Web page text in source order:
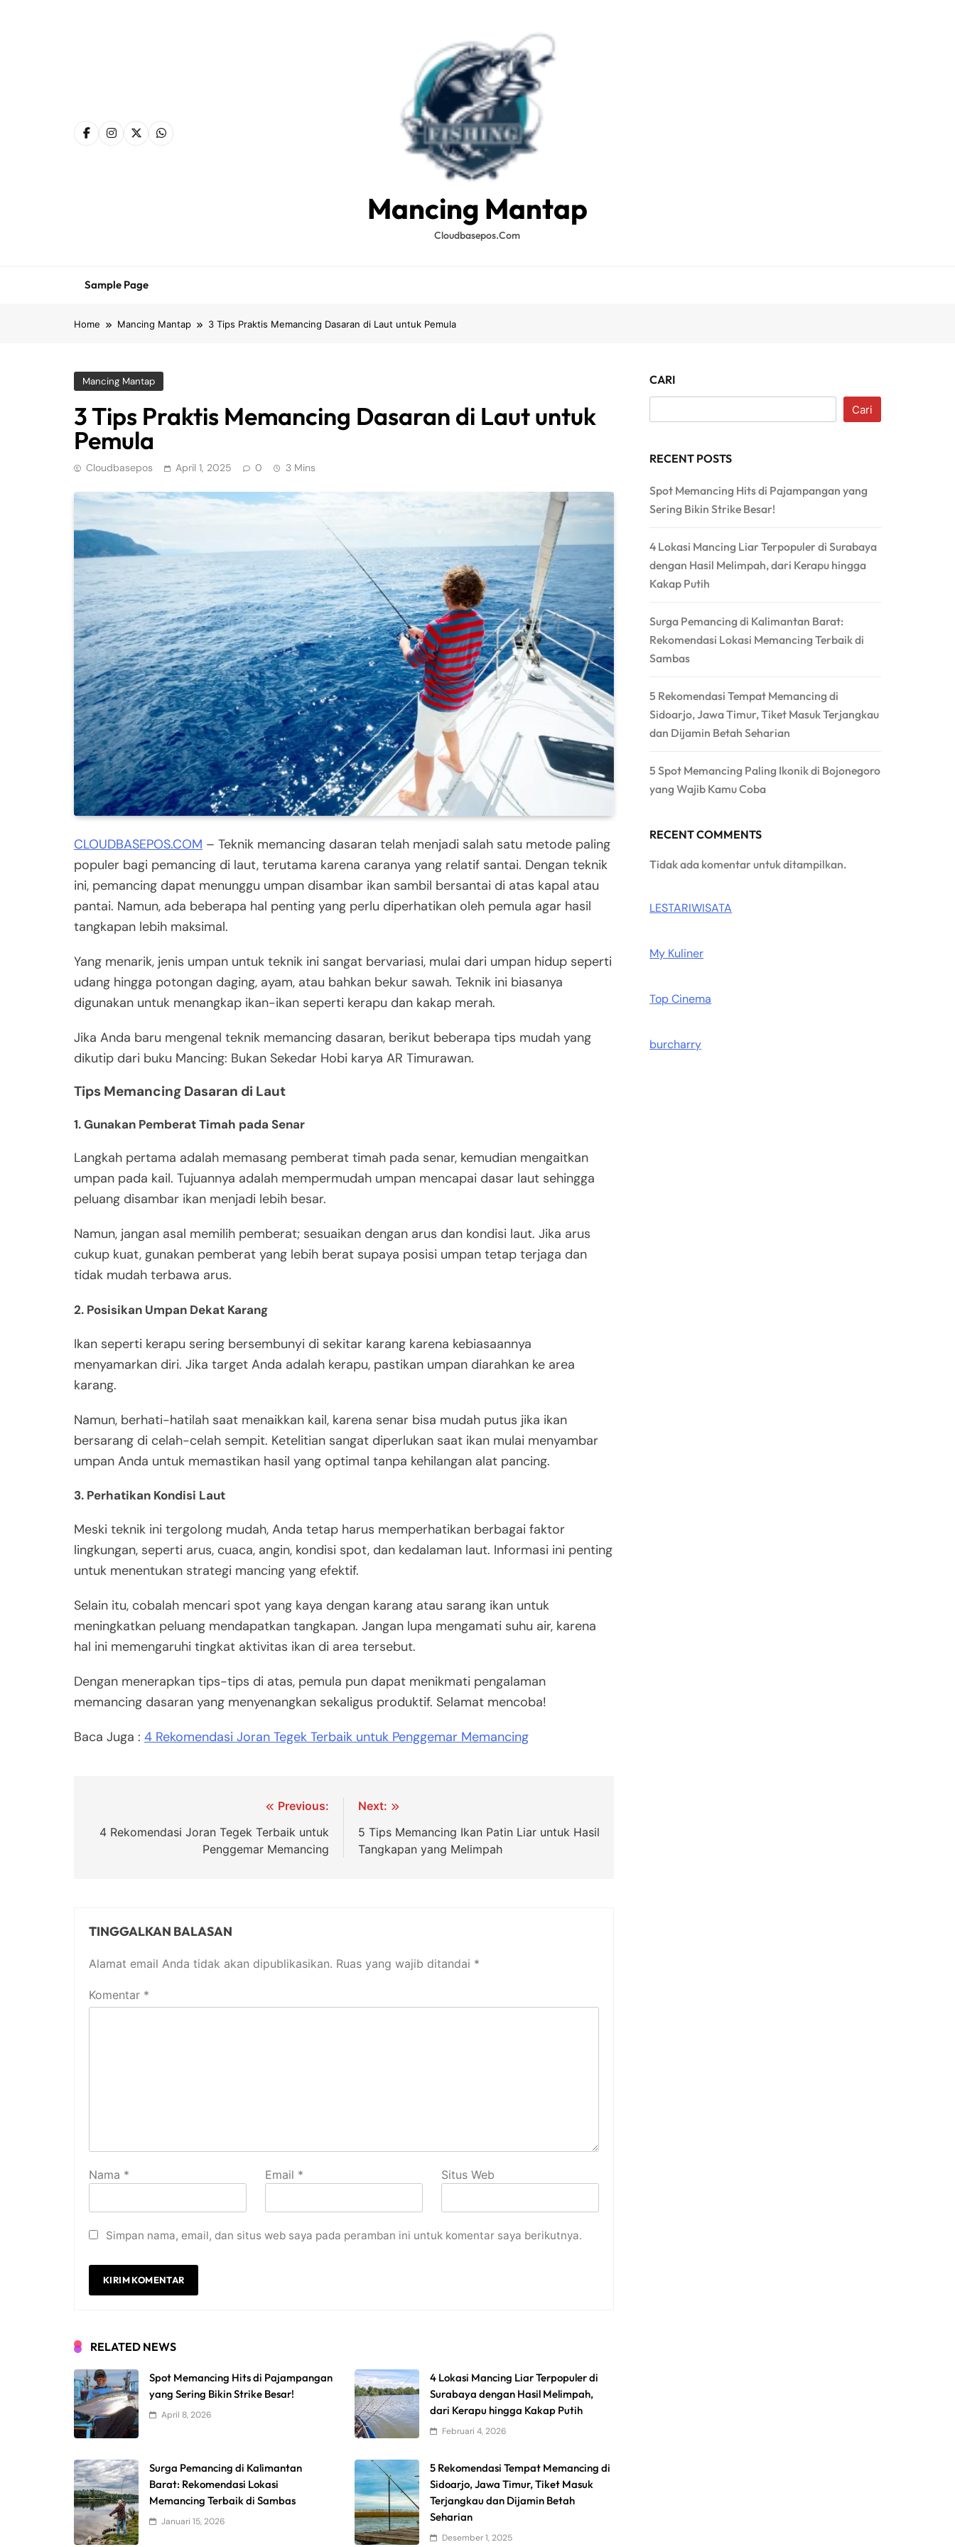
Mancing Mantap
Cloudbasepos.com
Sample Page
Home Mancing Mantap 3 Tips Praktis Memancing Dasaran di Laut untuk Pemula
Mancing Mantap
3 Tips Praktis Memancing Dasaran di Laut untuk
Pemula
Cloudbasepos April 1, 2025 0 3 Mins
CLOUDBASEPOS.COM – Teknik memancing dasaran telah menjadi salah satu metode paling
populer bagi pemancing di laut, terutama karena caranya yang relatif santai. Dengan teknik
ini, pemancing dapat menunggu umpan disambar ikan sambil bersantai di atas kapal atau
pantai. Namun, ada beberapa hal penting yang perlu diperhatikan oleh pemula agar hasil
tangkapan lebih maksimal.
Yang menarik, jenis umpan untuk teknik ini sangat bervariasi, mulai dari umpan hidup seperti
udang hingga potongan daging, ayam, atau bahkan bekur sawah. Teknik ini biasanya
digunakan untuk menangkap ikan-ikan seperti kerapu dan kakap merah.
Jika Anda baru mengenal teknik memancing dasaran, berikut beberapa tips mudah yang
dikutip dari buku Mancing: Bukan Sekedar Hobi karya AR Timurawan.
Tips Memancing Dasaran di Laut
1. Gunakan Pemberat Timah pada Senar
Langkah pertama adalah memasang pemberat timah pada senar, kemudian mengaitkan
umpan pada kail. Tujuannya adalah mempermudah umpan mencapai dasar laut sehingga
peluang disambar ikan menjadi lebih besar.
Namun, jangan asal memilih pemberat; sesuaikan dengan arus dan kondisi laut. Jika arus
cukup kuat, gunakan pemberat yang lebih berat supaya posisi umpan tetap terjaga dan
tidak mudah terbawa arus.
2. Posisikan Umpan Dekat Karang
Ikan seperti kerapu sering bersembunyi di sekitar karang karena kebiasaannya
menyamarkan diri. Jika target Anda adalah kerapu, pastikan umpan diarahkan ke area
karang.
Namun, berhati-hatilah saat menaikkan kail, karena senar bisa mudah putus jika ikan
bersarang di celah-celah sempit. Ketelitian sangat diperlukan saat ikan mulai menyambar
umpan Anda untuk memastikan hasil yang optimal tanpa kehilangan alat pancing.
3. Perhatikan Kondisi Laut
Meski teknik ini tergolong mudah, Anda tetap harus memperhatikan berbagai faktor
lingkungan, seperti arus, cuaca, angin, kondisi spot, dan kedalaman laut. Informasi ini penting
untuk menentukan strategi mancing yang efektif.
Selain itu, cobalah mencari spot yang kaya dengan karang atau sarang ikan untuk
meningkatkan peluang mendapatkan tangkapan. Jangan lupa mengamati suhu air, karena
hal ini memengaruhi tingkat aktivitas ikan di area tersebut.
Dengan menerapkan tips-tips di atas, pemula pun dapat menikmati pengalaman
memancing dasaran yang menyenangkan sekaligus produktif. Selamat mencoba!
Baca Juga : 4 Rekomendasi Joran Tegek Terbaik untuk Penggemar Memancing
pos
Previous:
4 Rekomendasi Joran Tegek Terbaik untuk
Penggemar Memancing
Next:
5 Tips Memancing Ikan Patin Liar untuk Hasil
Tangkapan yang Melimpah
TINGGALKAN BALASAN
Alamat email Anda tidak akan dipublikasikan. Ruas yang wajib ditandai *
Komentar *
Nama * Email * Situs Web
Simpan nama, email, dan situs web saya pada peramban ini untuk komentar saya berikutnya.
RELATED NEWS
Spot Memancing Hits di Pajampangan
yang Sering Bikin Strike Besar!
April 8, 2026
4 Lokasi Mancing Liar Terpopuler di
Surabaya dengan Hasil Melimpah,
dari Kerapu hingga Kakap Putih
Februari 4, 2026
Surga Pemancing di Kalimantan
Barat: Rekomendasi Lokasi
Memancing Terbaik di Sambas
Januari 15, 2026
5 Rekomendasi Tempat Memancing di
Sidoarjo, Jawa Timur, Tiket Masuk
Terjangkau dan Dijamin Betah
Seharian
Desember 1, 2025
CARI
Cari
RECENT POSTS
Spot Memancing Hits di Pajampangan yang
Sering Bikin Strike Besar!
4 Lokasi Mancing Liar Terpopuler di Surabaya
dengan Hasil Melimpah, dari Kerapu hingga
Kakap Putih
Surga Pemancing di Kalimantan Barat:
Rekomendasi Lokasi Memancing Terbaik di
Sambas
5 Rekomendasi Tempat Memancing di
Sidoarjo, Jawa Timur, Tiket Masuk Terjangkau
dan Dijamin Betah Seharian
5 Spot Memancing Paling Ikonik di Bojonegoro
yang Wajib Kamu Coba
RECENT COMMENTS
Tidak ada komentar untuk ditampilkan.
LESTARIWISATA
My Kuliner
Top Cinema
burcharry